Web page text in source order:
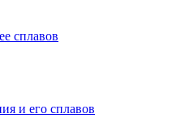
сплавов
и его сплавов